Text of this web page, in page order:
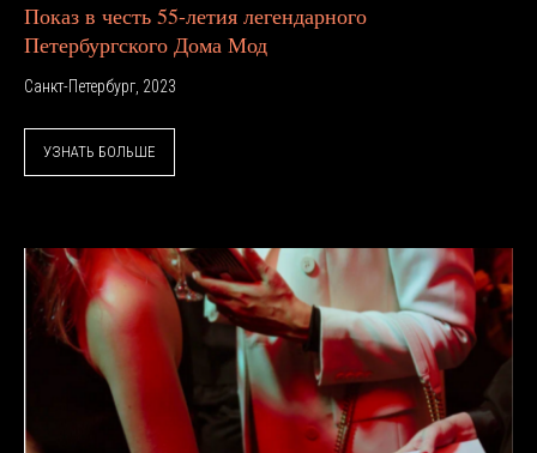
Показ в честь 55-летия легендарного
Петербургского Дома Мод
Санкт-Петербург, 2023
УЗНАТЬ БОЛЬШЕ